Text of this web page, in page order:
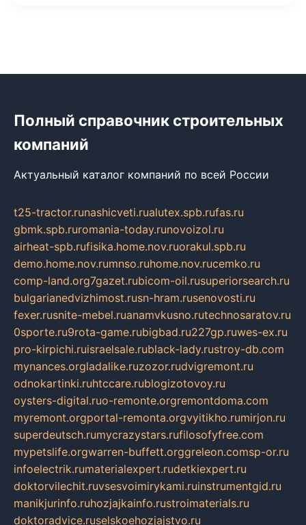
Полный справочник строительных
компаний
Актуальный каталог компаний по всей России
t25-tractor.runashicveti.rualutex.spb.rufas.ru
gbmk.spb.ruromania-today.runovoizol.ru
airheat-spb.rufisika.home.nov.ruorakul.spb.ru
demo.home.nov.rumnso.ruhome.nov.rucemko.ru
comp-land.org7gazet.rubicom-oil.rusuperiorsearch.ru
bulgarianedvizhimost.rusn-hram.rusenovosti.ru
fexer.rusnite-mebel.ruanamvkusno.rutechnosaratov.ru
0sporte.ru9rota-game.rubigbad.ru227gp.ruwes-ex.ru
pro-kirpichi.ruisraelsale.rublack-lady.rustroy-db.com
mynances.orgladalike.ruzozor.rudvigremont.ru
odnokartinki.ruhtccare.rublogizotovoy.ru
oysters-digital.ruo-remonte.orgremontdoma.com
myremont.orgportal-remonta.orgvyitikho.rumirjon.ru
superdeutsch.rumycrazystars.rufilosofyfree.com
mypetslife.orgwarren-buffett.orggreleon.comsp-or.ru
infoelectrik.rumaterialexpert.rudetkiexpert.ru
doktorvilechit.ruvsesvoimirykami.ruinstrumentgid.ru
manikjurinfo.ruhozjajkainfo.rustroimaterials.ru
doktoradvice.ruselskoehozjajstvo.ru